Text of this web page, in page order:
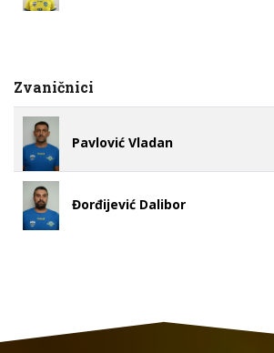
Zvaničnici
Pavlović Vladan
Đorđijević Dalibor